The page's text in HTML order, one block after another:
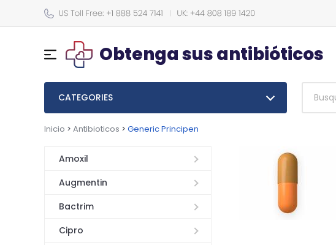
Obtenga sus antibióticos
CATEGORIES
Inicio > Antibioticos > Generic Principen
Amoxil
Augmentin
Bactrim
Cipro